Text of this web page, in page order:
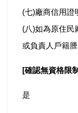
(七)廠商信用證
(八)如為原住民
或負責人戶籍
[確認無資格限
是